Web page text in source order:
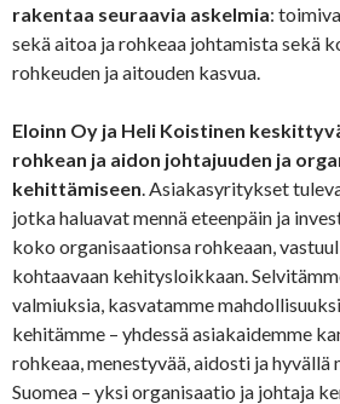
rakentaa seuraavia askelmia:
sekä aitoa ja rohkeaa johtamista sekä
rohkeuden ja aitouden kasvua.
Eloinn Oy ja Heli Koistinen
rohkean ja aidon johtajuuden ja
kehittämiseen . Asiakasyritykset
jotka haluavat mennä eteenpäin ja
koko organisaationsa rohkeaan,
kohtaavaan kehitysloikkaan.
valmiuksia, kasvatamme
kehitämme – yhdessä asiakaidemme
rohkeaa, menestyvää, aidosti ja hyvällä
Suomea – yksi organisaatio ja johtaja